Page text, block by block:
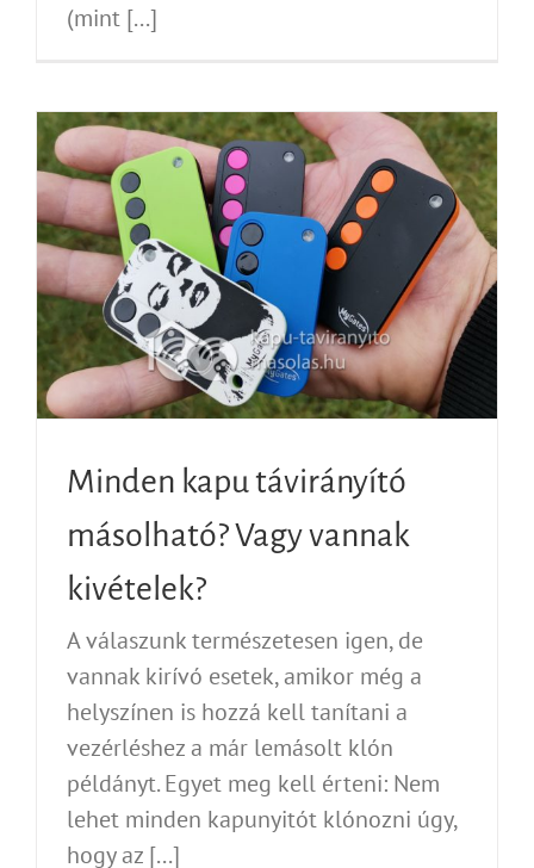
(mint [...]
Minden kapu távirányító
másolható? Vagy vannak
kivételek?
A válaszunk természetesen igen, de
vannak kirívó esetek, amikor még a
helyszínen is hozzá kell tanítani a
vezérléshez a már lemásolt klón
példányt. Egyet meg kell érteni: Nem
lehet minden kapunyitót klónozni úgy,
hogy az [...]